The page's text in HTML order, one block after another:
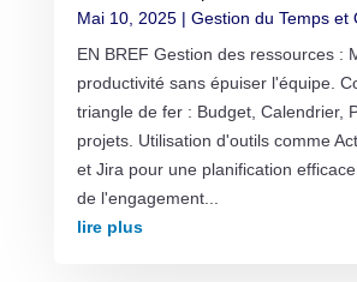
Mai 10, 2025| Gestion du Temps et
EN BREF Gestion des ressources :
productivité sans épuiser l'équipe.
triangle de fer : Budget, Calendrier,
projets. Utilisation d'outils comme
et Jira pour une planification
de l'engagement...
lire plus